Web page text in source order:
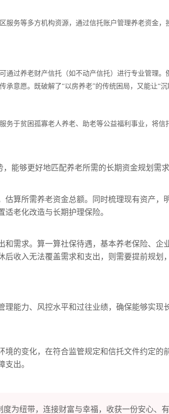
服务等多方机构资源，通过信托账户管理养老资金
通过养老财产信托（如不动产信托）进行专业管理
承意愿。既破解了“以房养老”的传统困局，又能让“沉
务于贫困孤寡老人养老、助老等公益福利事业，将
能够更好地匹配养老所需的长期资金规划需
算所需养老资金总额。同时梳理现有资产
老化改造与长期护理保险。
需求。算一算社保待遇，基本养老保险、
收入无法覆盖需求和支出，则需要提前规划
能力、风控水平和过往业绩，确保能够实现
的变化，在符合监管规定和信托文件约定的
出。
为纽带，连接财富与幸福，收获一份安心、